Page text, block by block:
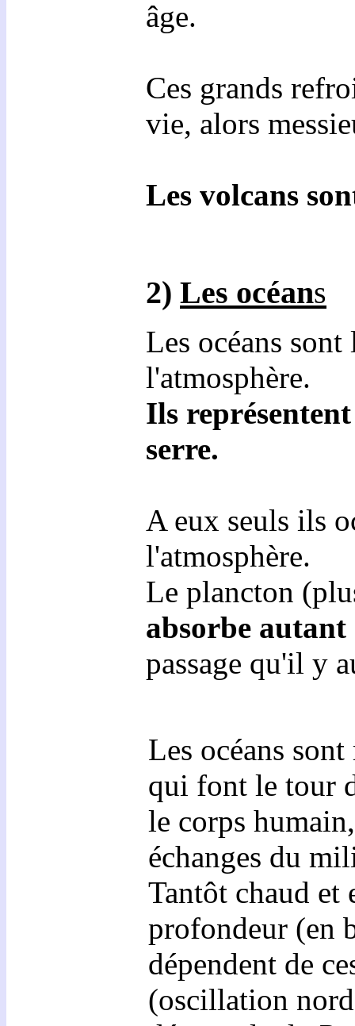
âge.
Ces grands
vie, alors
Les volcans
2) Les océans
Les océans
l'atmosphère.
Ils
serre.
A eux seuls ils
l'atmosphère.
Le plancton
absorbe autant
passage qu'il y
Les océans
qui font le tour
le corps
échanges du
Tantôt chaud et
profondeur (en
dépendent de
(oscillation